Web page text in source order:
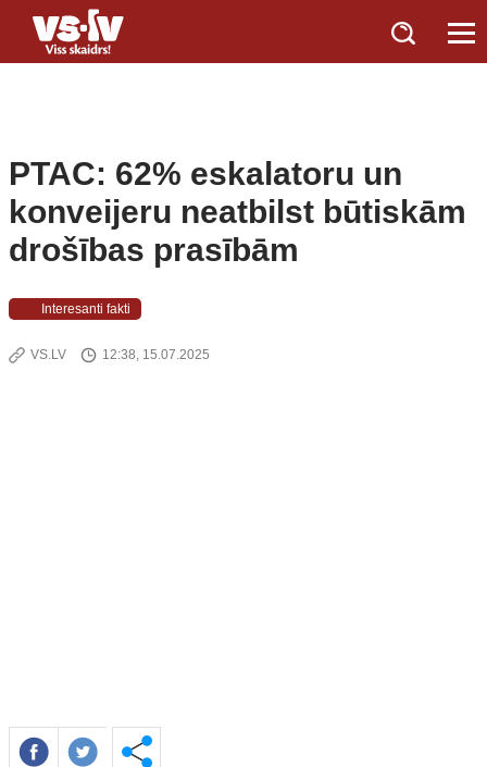
PTAC: 62% eskalatoru un
konveijeru neatbilst būtiskām
drošības prasībām
Interesanti fakti
VS.LV 12:38, 15.07.2025